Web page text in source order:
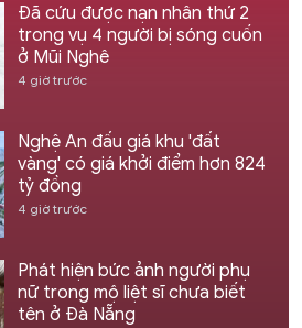
Đã cứu được nạn nhân thứ 2
trong vụ 4 người bị sóng cuốn
ở Mũi Nghê
4 giờ trước
Nghệ An đấu giá khu 'đất
vàng' có giá khởi điểm hơn 824
tỷ đồng
4 giờ trước
Phát hiện bức ảnh người phụ
nữ trong mộ liệt sĩ chưa biết
tên ở Đà Nẵng